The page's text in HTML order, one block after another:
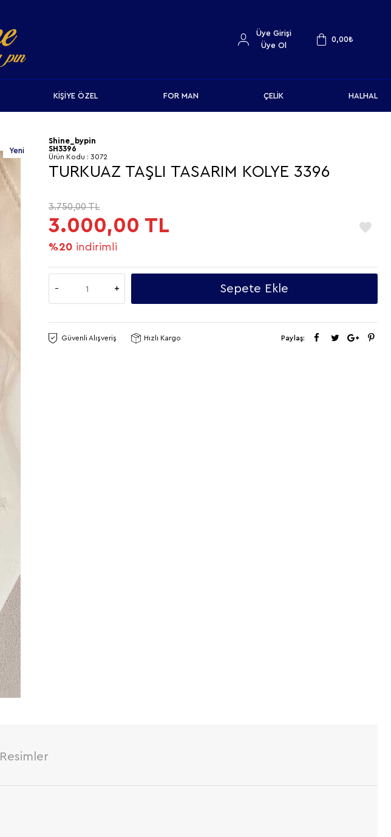
Üye Girişi
Üye Ol
0,00₺
KİŞİYE ÖZEL FOR MAN ÇELİK HALHAL
Yeni
Shine_bypin
SH3396
Ürün Kodu :3072
TURKUAZ TAŞLI TASARIM KOLYE 3396
3.750,00TL
3.000,00 TL
%20 indirimli
Sepete Ekle
Güvenli Alışveriş Hızlı Kargo Paylaş:
Resimler